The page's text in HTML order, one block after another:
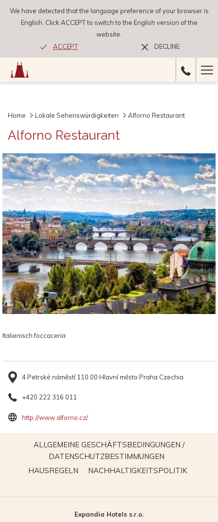
We have detected that the language preference of your browser is
English. Click ACCEPT to switch to the English version of the
website.
ACCEPT
DECLINE
Home Lokale Sehenswürdigkeiten Alforno Restaurant
Alforno Restaurant
Italienisch foccaceria
4 Petrské náměstí 110 00 Hlavní město Praha Czechia
+420 222 316 011
http://www.alforno.cz/Öffnet
im
neuen
ALLGEMEINE GESCHÄFTSBEDINGUNGEN /
DATENSCHUTZBESTIMMUNGEN
SICH
HAUSREGELN ÖFFNET
FENSTER
NACHHALTIGKEITSPOLITIKÖFFNET
Expandia Hotels s.r.o.